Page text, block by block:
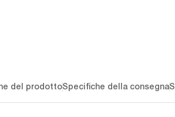
del prodottoSpecifiche della consegna